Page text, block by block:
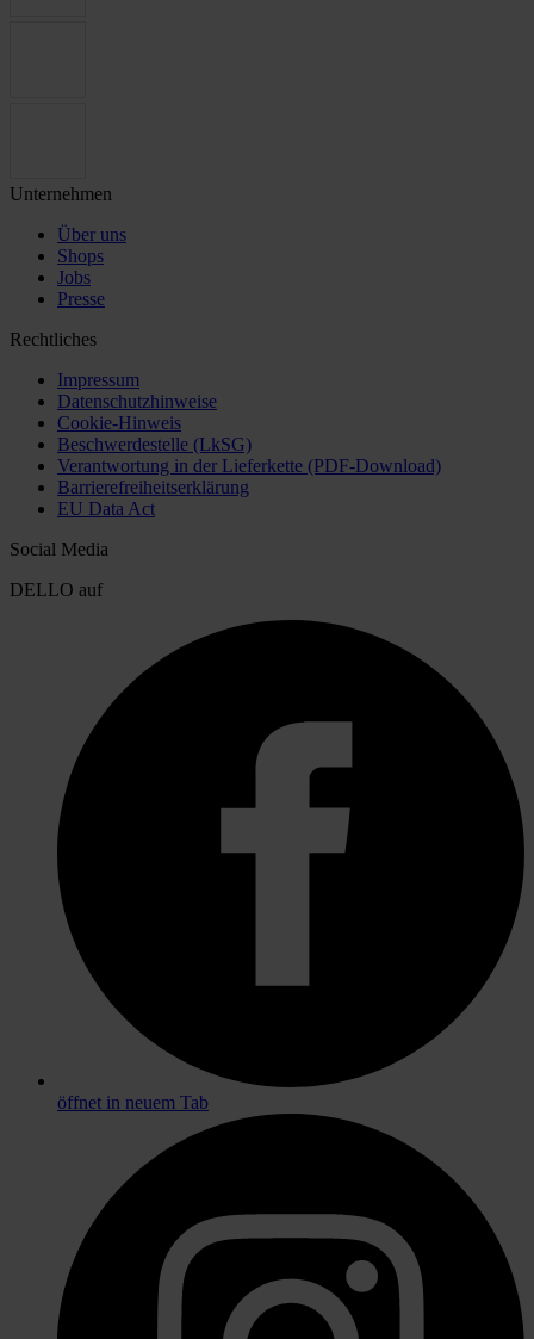
Unternehmen
Über uns
Shops
Jobs
Presse
Rechtliches
Impressum
Datenschutzhinweise
Cookie-Hinweis
Beschwerdestelle (LkSG)
Verantwortung in der Lieferkette (PDF-Download)
Barrierefreiheitserklärung
EU Data Act
Social Media
DELLO auf
öffnet in neuem Tab